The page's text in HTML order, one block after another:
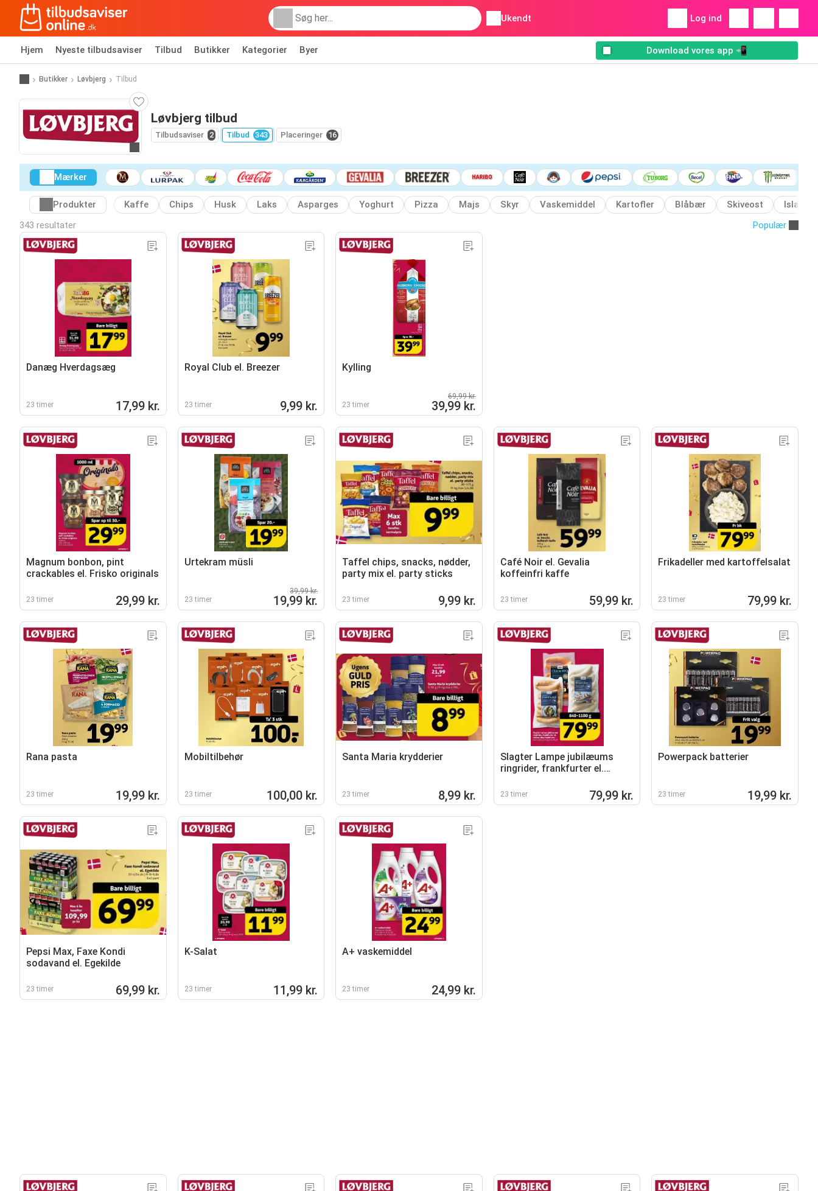
Ukendt Log ind
Hjem Nyeste tilbudsaviser Tilbud Butikker Kategorier Byer Download vores app 📲
Butikker Løvbjerg Tilbud
Løvbjerg tilbud
Tilbudsaviser 2 Tilbud 343 Placeringer 16
Mærker
Produkter Kaffe Chips Husk Laks Asparges Yoghurt Pizza Majs Skyr Vaskemiddel Kartofler Blåbær Skiveost
343 resultater
Populær
Danæg Hverdagsæg
23 timer 17,99 kr.
Royal Club el. Breezer
23 timer 9,99 kr.
Kylling
23 timer
69,99 kr.
39,99 kr.
Magnum bonbon, pint
crackables el. Frisko originals
23 timer 29,99 kr.
Urtekram müsli
23 timer
39,99 kr.
19,99 kr.
Taffel chips, snacks, nødder,
party mix el. party sticks
23 timer 9,99 kr.
Café Noir el. Gevalia
koffeinfri kaffe
23 timer 59,99 kr.
Frikadeller med kartoffelsalat
23 timer 79,99 kr.
Rana pasta
23 timer 19,99 kr.
Mobiltilbehør
23 timer 100,00 kr.
Santa Maria krydderier
23 timer 8,99 kr.
Slagter Lampe jubilæums
ringrider, frankfurter el.
23 timer 79,99 kr.
Powerpack batterier
23 timer 19,99 kr.
Pepsi Max, Faxe Kondi
sodavand el. Egekilde
23 timer 69,99 kr.
K-Salat
23 timer 11,99 kr.
A+ vaskemiddel
23 timer 24,99 kr.